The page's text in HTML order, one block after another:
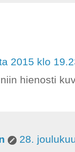
2015 klo
hienosti
28.